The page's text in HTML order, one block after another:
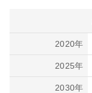
2020年
2025年
2030年